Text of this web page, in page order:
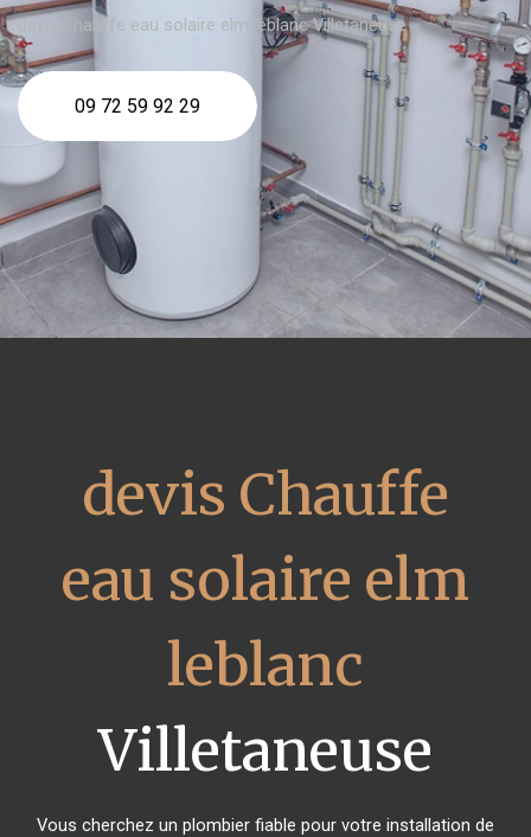
devis Chauffe eau solaire elm leblanc Villetaneuse
09 72 59 92 29
devis Chauffe
eau solaire elm
leblanc
Villetaneuse
Vous cherchez un plombier fiable pour votre installation de